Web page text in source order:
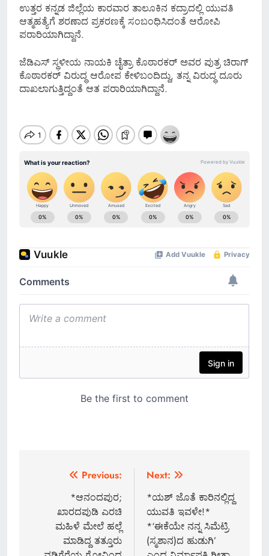
ಉತ್ತರ ಕನ್ನಡ ಜಿಲ್ಲೆಯ ಕಾರವಾರ ತಾಲೂಕಿನ ಕದ್ರಾದಲ್ಲಿ ಯುವತಿ
ಆತ್ಮಹತ್ಯೆಗೆ ಶರಣಾದ ಪ್ರಕರಣಕ್ಕೆ ಸಂಬಂಧಿಸಿದಂತೆ ಆರೋಪಿ
ಪರಾರಿಯಾಗಿದ್ದಾನೆ.
ಜೆಡಿಎಸ್ ಸ್ಥಳೀಯ ನಾಯಕಿ ಚೈತ್ರಾ ಕೊಠಾರಕರ್ ಅವರ ಪುತ್ರ ಚಿರಾಗ್
ಕೊಠಾರಕರ್ ವಿರುದ್ಧ ಆರೋಪ ಕೇಳಿಬಂದಿದ್ದು, ತನ್ನ ವಿರುದ್ಧ ದೂರು
ದಾಖಲಾಗುತ್ತಿದ್ದಂತೆ ಆತ ಪರಾರಿಯಾಗಿದ್ದಾನೆ.
navigation
Previous:
*ಆನಂದಪುರ;
ಖಾರದಪುಡಿ ಎರಚಿ
ಮಹಿಳೆ ಮೇಲೆ ಹಲ್ಲೆ
ಮಾಡಿದ್ದ ತತ್ತೂರು
Next:
*ಯಶ್ ಜೊತೆ ಕಾರಿನಲ್ಲಿದ್ದ
ಯುವತಿ ಇವಳೇ!*
*‘ಈಕೆಯೇ ನನ್ನ ಸಿಮೆಟ್ರಿ
(ಸ್ಮಶಾನ)ದ ಹುಡುಗಿ’